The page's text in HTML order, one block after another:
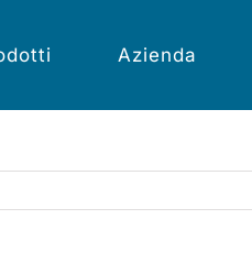
Azienda